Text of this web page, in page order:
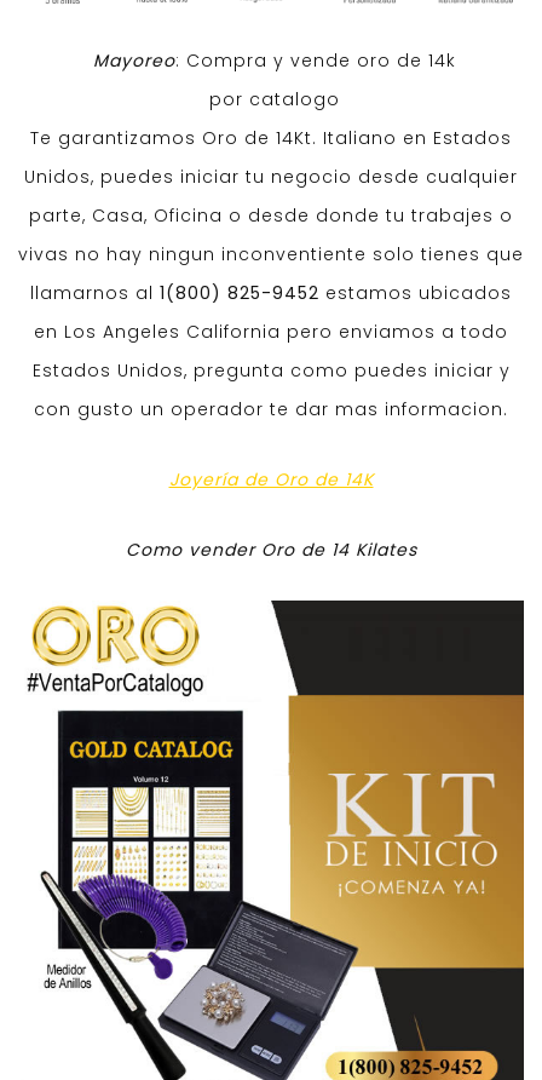
Mayoreo: Compra y vende oro de 14k
por catalogo
Te garantizamos Oro de 14Kt. Italiano en Estados
Unidos, puedes iniciar tu negocio desde cualquier
parte, Casa, Oficina o desde donde tu trabajes o
vivas no hay ningun inconventiente solo tienes que
llamarnos al 1(800) 825-9452 estamos ubicados
en Los Angeles California pero enviamos a todo
Estados Unidos, pregunta como puedes iniciar y
con gusto un operador te dar mas informacion.
Joyería de Oro de 14K
Como vender Oro de 14 Kilates